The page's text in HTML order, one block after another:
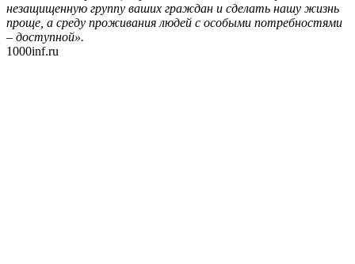
незащищенную группу ваших граждан и сделать нашу жизнь
проще, а среду проживания людей с особыми потребностями
– доступной».
1000inf.ru